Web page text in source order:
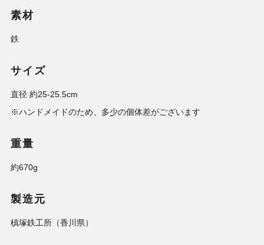
素材
鉄
サイズ
直径 約25-25.5cm
※ハンドメイドのため、多少の個体差がございます
重量
約670g
製造元
槙塚鉄工所（香川県）